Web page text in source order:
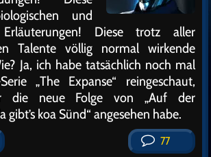
und
Erläuterungen! Diese trotz aller
Talente völlig normal wirkende
Ja, ich habe tatsächlich noch mal
„The Expanse“ reingeschaut,
die neue Folge von „Auf der
gibt’s koa Sünd“ angesehen habe.
77